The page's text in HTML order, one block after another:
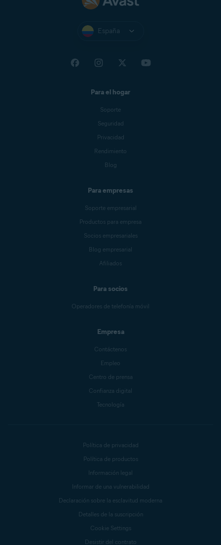
España
Para el hogar
Soporte
Seguridad
Privacidad
Rendimiento
Blog
Para empresas
Soporte empresarial
Productos para empresa
Socios empresariales
Blog empresarial
Afiliados
Para socios
Operadores de telefonía móvil
Empresa
Contáctenos
Empleo
Centro de prensa
Confianza digital
Tecnología
Política de privacidad
Política de productos
Información legal
Informar de una vulnerabilidad
Declaración sobre la esclavitud moderna
Detalles de la suscripción
Cookie Settings
Desistir del contrato